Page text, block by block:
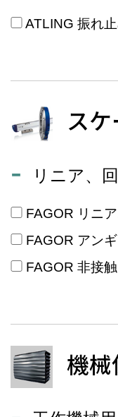
ATLING 振れ
ス
リニア、
FAGOR リニ
FAGOR アン
FAGOR 非接
機械